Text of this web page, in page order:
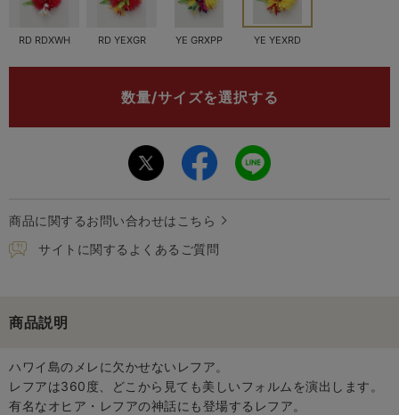
RD RDXWH RD YEXGR YE GRXPP YE YEXRD
数量/サイズを選択する
商品に関するお問い合わせはこちら
サイトに関するよくあるご質問
商品説明
ハワイ島のメレに欠かせないレフア。
レフアは360度、どこから見ても美しいフォルムを演出します。
有名なオヒア・レフアの神話にも登場するレフア。